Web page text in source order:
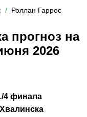
Роллан Гаррос
прогноз на
2026
4 финала